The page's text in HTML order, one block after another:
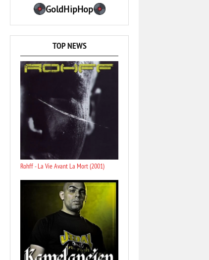
GoldHipHop
TOP NEWS
Rohff - La Vie Avant La Mort (2001)